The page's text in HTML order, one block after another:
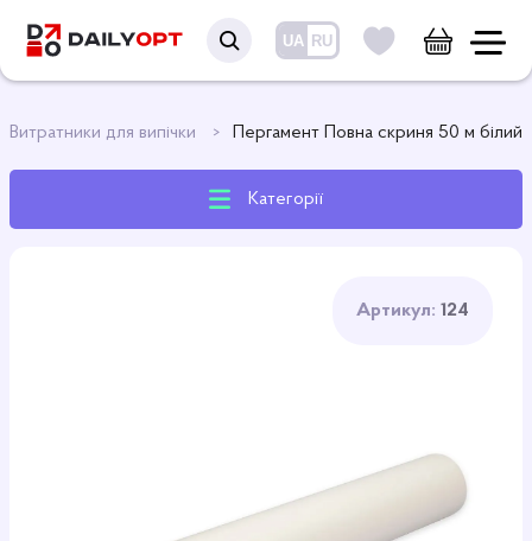
UA RU
Витратники для випічки Пергамент Повна скриня 50 м білий
Категорії
Артикул: 124